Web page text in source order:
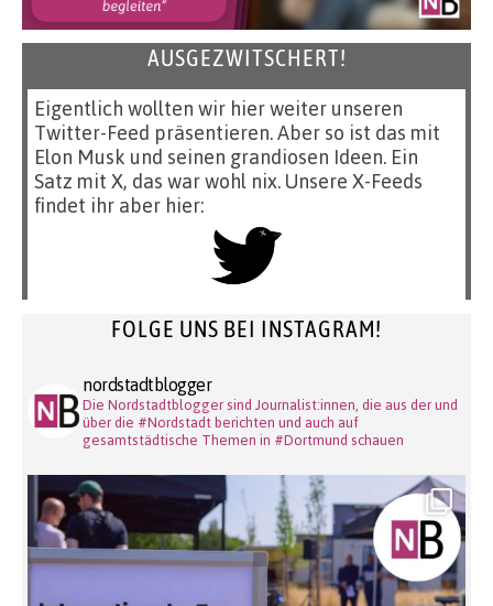
AUSGEZWITSCHERT!
Eigentlich wollten wir hier weiter unseren
Twitter-Feed präsentieren. Aber so ist das mit
Elon Musk und seinen grandiosen Ideen. Ein
Satz mit X, das war wohl nix. Unsere X-Feeds
findet ihr aber hier:
FOLGE UNS BEI INSTAGRAM!
nordstadtblogger
Die Nordstadtblogger sind Journalist:innen, die aus der und
über die #Nordstadt berichten und auch auf
gesamtstädtische Themen in #Dortmund schauen